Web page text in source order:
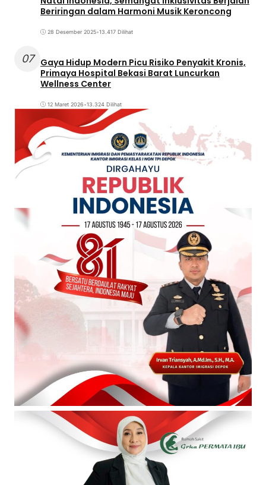
Beriringan dalam Harmoni Musik Keroncong
28 Desember 2025•13.417 Dilihat
07
Gaya Hidup Modern Picu Risiko Penyakit Kronis,
Primaya Hospital Bekasi Barat Luncurkan
Wellness Center
12 Maret 2026•13.324 Dilihat